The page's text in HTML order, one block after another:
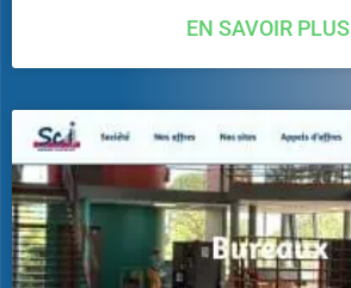
EN SAVOIR PLUS